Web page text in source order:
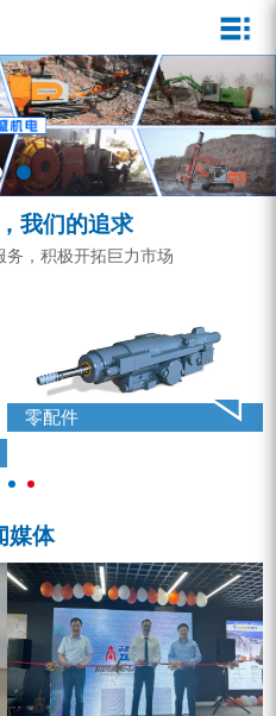
企业文化
发展历程
资质荣誉
宣传视频
公司新闻
行业动态
ZEGA一体式潜孔钻机
ZEGA地下掘进台车
ZEGA小型一体式露天钻机
ZEGA全液压顶锤钻机
零配件
锚固钻机系列
FY水井钻车系列
水井专用螺杆空压机
雾炮机
洗轮机
服务介绍
服务中心
营销网络
我们的追求
务，积极开拓巨力市场
零配件
媒体